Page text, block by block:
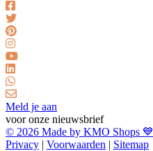
Meld je aan
voor onze nieuwsbrief
© 2026 Made by KMO Shops 💙
Privacy | Voorwaarden | Sitemap